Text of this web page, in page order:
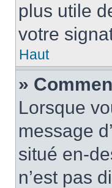
plus utile
votre
Haut
»
Lorsque
message
situé en-
n’est pas